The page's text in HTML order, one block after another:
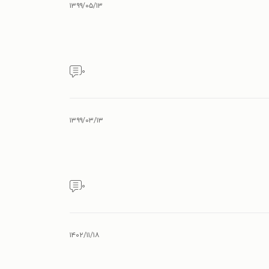
۱۳۹۹/۰۵/۱۳
۰
۱۳۹۹/۰۳/۱۳
۰
۱۴۰۲/۱۱/۱۸